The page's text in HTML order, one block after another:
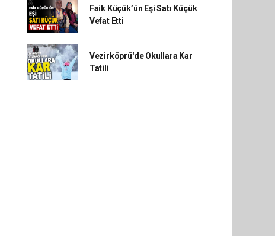
Faik Küçük’ün Eşi Satı Küçük
Vefat Etti
Vezirköprü'de Okullara Kar
Tatili